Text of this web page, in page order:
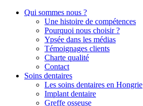
Qui sommes nous ?
Une histoire de compétences
Pourquoi nous choisir ?
Ypsée dans les médias
Témoignages clients
Charte qualité
Contact
Soins dentaires
Les soins dentaires en Hongrie
Implant dentaire
Greffe osseuse